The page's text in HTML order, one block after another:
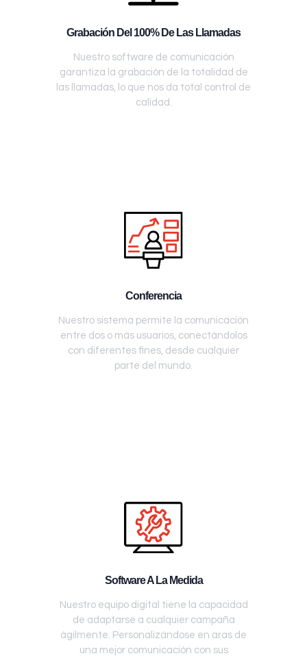
Grabación Del 100% De Las Llamadas
Nuestro software de comunicación
garantiza la grabación de la totalidad de
las llamadas, lo que nos da total control de
calidad.
Conferencia
Nuestro sistema permite la comunicación
entre dos o más usuarios, conectándolos
con diferentes fines, desde cualquier
parte del mundo.
Software A La Medida
Nuestro equipo digital tiene la capacidad
de adaptarse a cualquier campaña
ágilmente. Personalizándose en aras de
una mejor comunicación con sus